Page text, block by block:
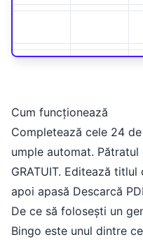
Cum funcționează
Completează cele 24
umple automat.
GRATUIT. Editează
apoi apasă Descarcă
De ce să folosești un
Bingo este unul dintre